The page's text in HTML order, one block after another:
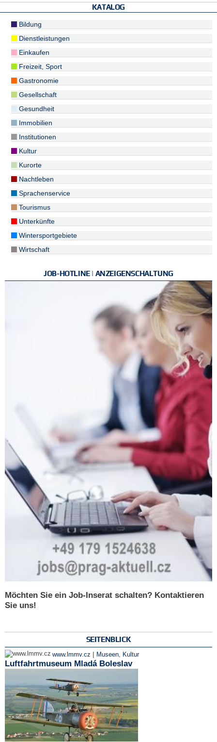
KATALOG
Bildung
Dienstleistungen
Einkaufen
Freizeit, Sport
Gastronomie
Gesellschaft
Gesundheit
Immobilien
Institutionen
Kultur
Kurorte
Nachtleben
Sprachenservice
Tourismus
Unterkünfte
Wintersportgebiete
Wirtschaft
JOB-HOTLINE | ANZEIGENSCHALTUNG
Möchten Sie ein Job-Inserat schalten? Kontaktieren
Sie uns!
SEITENBLICK
www.lmmv.cz | Museen Kultur
Luftfahrtmuseum Mladá Boleslav